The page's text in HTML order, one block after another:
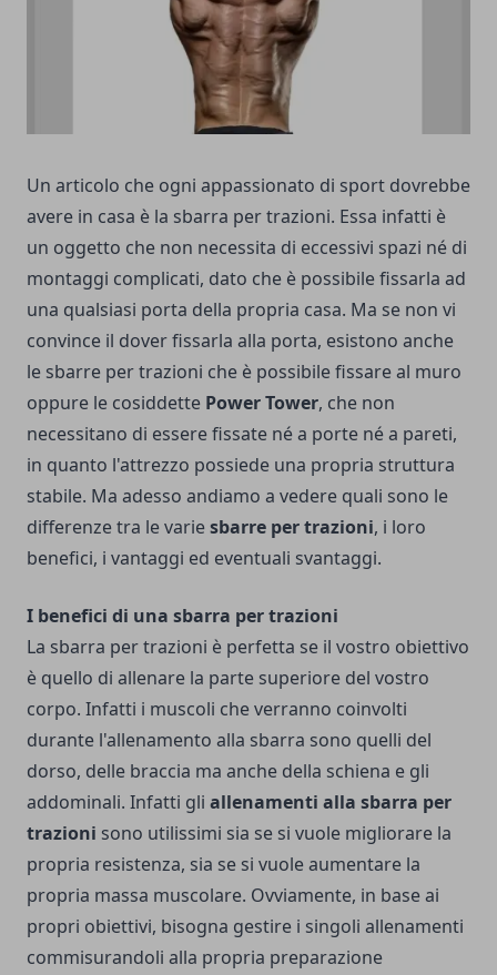
Un articolo che ogni appassionato di sport dovrebbe
avere in casa è la sbarra per trazioni. Essa infatti è
un oggetto che non necessita di eccessivi spazi né di
montaggi complicati, dato che è possibile fissarla ad
una qualsiasi porta della propria casa. Ma se non vi
convince il dover fissarla alla porta, esistono anche
le sbarre per trazioni che è possibile fissare al muro
oppure le cosiddette Power Tower, che non
necessitano di essere fissate né a porte né a pareti,
in quanto l'attrezzo possiede una propria struttura
stabile. Ma adesso andiamo a vedere quali sono le
differenze tra le variesbarre per trazioni, i loro
benefici, i vantaggi ed eventuali svantaggi.
I benefici di una sbarra per trazioni
La sbarra per trazioni è perfetta se il vostro obiettivo
è quello di allenare la parte superiore del vostro
corpo. Infatti i muscoli che verranno coinvolti
durante l'allenamento alla sbarra sono quelli del
dorso, delle braccia ma anche della schiena e gli
addominali. Infatti gli allenamenti alla sbarra per
trazioni sono utilissimi sia se si vuole migliorare la
propria resistenza, sia se si vuole aumentare la
propria massa muscolare. Ovviamente, in base ai
propri obiettivi, bisogna gestire i singoli allenamenti
commisurandoli alla propria preparazione